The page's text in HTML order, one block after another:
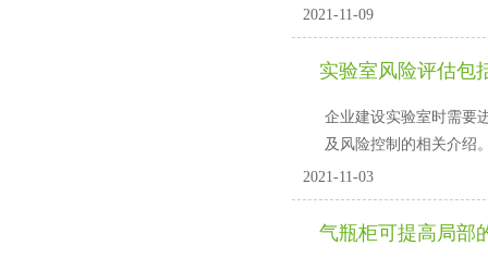
2021-11-09
实验室风险评估包
企业建设实验室时需要进
及风险控制的相关介绍
2021-11-03
气瓶柜可提高局部